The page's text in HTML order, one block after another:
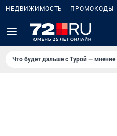
НЕДВИЖИМОСТЬ ПРОМОКОДЫ
Что будет дальше с Турой — мнение